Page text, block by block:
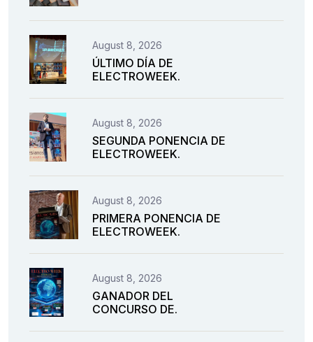
August 8, 2026
ÚLTIMO DÍA DE
ELECTROWEEK.
August 8, 2026
SEGUNDA PONENCIA DE
ELECTROWEEK.
August 8, 2026
PRIMERA PONENCIA DE
ELECTROWEEK.
August 8, 2026
GANADOR DEL
CONCURSO DE.